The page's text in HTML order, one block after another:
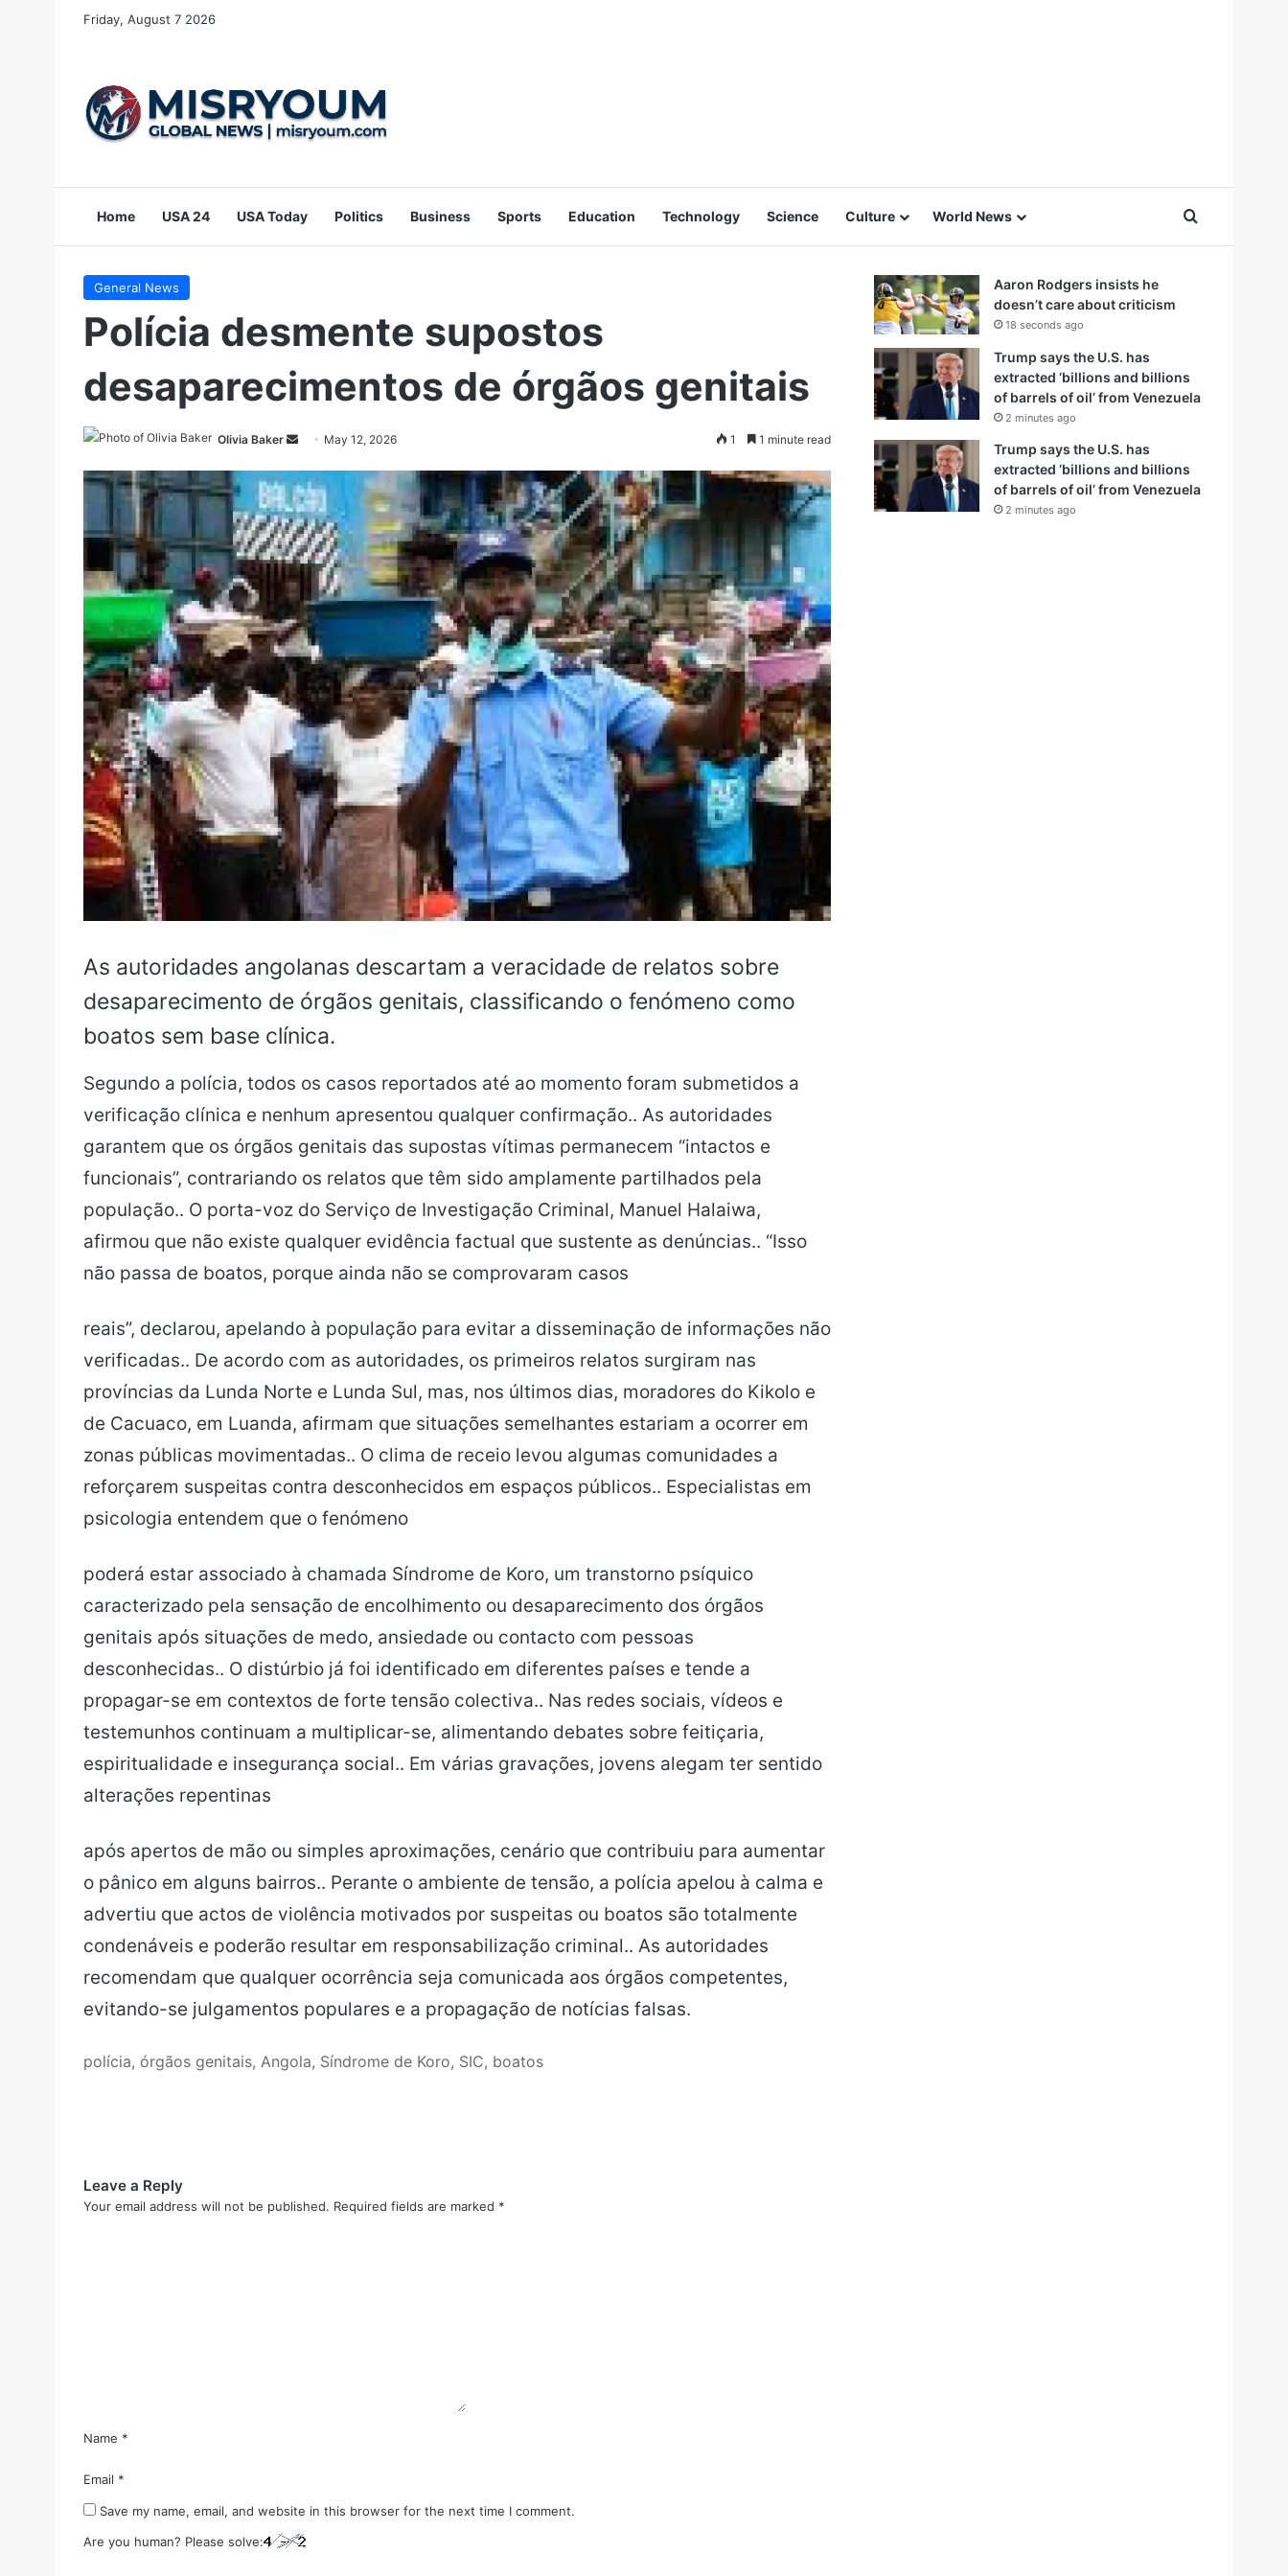
Friday, August 7 2026
Home USA 24 USA Today Politics Business Sports Education Technology Science Culture World News Search for
General News
Polícia desmente supostos
desaparecimentos de órgãos genitais
Olivia Baker
Send
email
May 12, 2026 1 1 minute read
As autoridades angolanas descartam a veracidade de relatos sobre
desaparecimento de órgãos genitais, classificando o fenómeno como
boatos sem base clínica.
Segundo a polícia, todos os casos reportados até ao momento foram submetidos a
verificação clínica e nenhum apresentou qualquer confirmação.. As autoridades
garantem que os órgãos genitais das supostas vítimas permanecem “intactos e
funcionais”, contrariando os relatos que têm sido amplamente partilhados pela
população.. O porta-voz do Serviço de Investigação Criminal, Manuel Halaiwa,
afirmou que não existe qualquer evidência factual que sustente as denúncias.. “Isso
não passa de boatos, porque ainda não se comprovaram casos
reais”, declarou, apelando à população para evitar a disseminação de informações não
verificadas.. De acordo com as autoridades, os primeiros relatos surgiram nas
províncias da Lunda Norte e Lunda Sul, mas, nos últimos dias, moradores do Kikolo e
de Cacuaco, em Luanda, afirmam que situações semelhantes estariam a ocorrer em
zonas públicas movimentadas.. O clima de receio levou algumas comunidades a
reforçarem suspeitas contra desconhecidos em espaços públicos.. Especialistas em
psicologia entendem que o fenómeno
poderá estar associado à chamada Síndrome de Koro, um transtorno psíquico
caracterizado pela sensação de encolhimento ou desaparecimento dos órgãos
genitais após situações de medo, ansiedade ou contacto com pessoas
desconhecidas.. O distúrbio já foi identificado em diferentes países e tende a
propagar-se em contextos de forte tensão colectiva.. Nas redes sociais, vídeos e
testemunhos continuam a multiplicar-se, alimentando debates sobre feitiçaria,
espiritualidade e insegurança social.. Em várias gravações, jovens alegam ter sentido
alterações repentinas
após apertos de mão ou simples aproximações, cenário que contribuiu para aumentar
o pânico em alguns bairros.. Perante o ambiente de tensão, a polícia apelou à calma e
advertiu que actos de violência motivados por suspeitas ou boatos são totalmente
condenáveis e poderão resultar em responsabilização criminal.. As autoridades
recomendam que qualquer ocorrência seja comunicada aos órgãos competentes,
evitando-se julgamentos populares e a propagação de notícias falsas.
polícia, órgãos genitais, Angola, Síndrome de Koro, SIC, boatos
Leave a Reply
Your email address will not be published. Required fields are marked *
Name *
Email *
Save my name, email, and website in this browser for the next time I comment.
Are you human? Please solve:
Aaron Rodgers insists he
doesn’t care about criticism
18 seconds ago
Trump says the U.S. has
extracted ‘billions and billions
of barrels of oil’ from Venezuela
2 minutes ago
Trump says the U.S. has
extracted ‘billions and billions
of barrels of oil’ from Venezuela
2 minutes ago